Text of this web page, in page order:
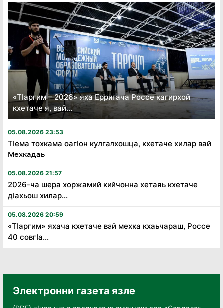
«Тӏаргим – 2026» яха Ерригача Россе кагирхой
кхетаче я, вай...
05.08.2026 23:53
Тӏема тохкама оагӏон кулгалхошца, кхетаче хилар вай
Мехкадаь
05.08.2026 21:57
2026-ча шера хоржамий кийчонна хетаяь кхетаче
дӏахьош хилар...
05.08.2026 20:59
«Тӏаргим» яхача кхетаче вай мехка кхаьчараш, Россе
40 совгӏа...
Электронни газета язле